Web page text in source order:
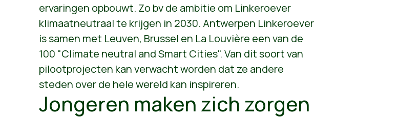
ervaringen opbouwt. Zo bv de ambitie om Linkeroever
klimaatneutraal te krijgen in 2030. Antwerpen Linkeroever
is samen met Leuven, Brussel en La Louvière een van de
100 "Climate neutral and Smart Cities". Van dit soort van
pilootprojecten kan verwacht worden dat ze andere
steden over de hele wereld kan inspireren.
Jongeren maken zich zorgen